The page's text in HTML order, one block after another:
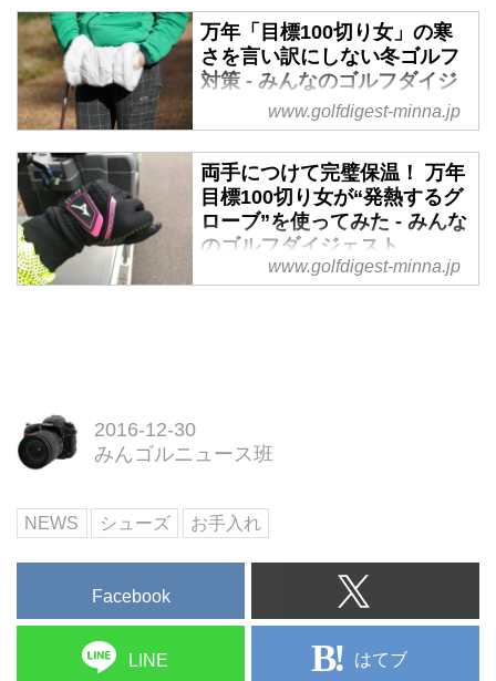
万年「目標100切り女」の寒
さを言い訳にしない冬ゴルフ
対策 - みんなのゴルフダイジ
い……。そんな悩めるゴルファー
の気持ちが分かる「万年目標100
切り女」は寒い時期「手がかじか
んで上手く打てないから100が切
れない」というまさかの言い訳を
www.golfdigest-minna.jp
両手につけて完璧保温！ 万年
目標100切り女が“発熱するグ
ローブ”を使ってみた - みんな
のゴルフダイジェスト
冬のゴルフの大敵と言えば、寒さ
ブを使ってみた。
www.golfdigest-minna.jp
2016-12-30
みんゴルニュース班
NEWS シューズ お手入れ
Facebook
LINE はてブ